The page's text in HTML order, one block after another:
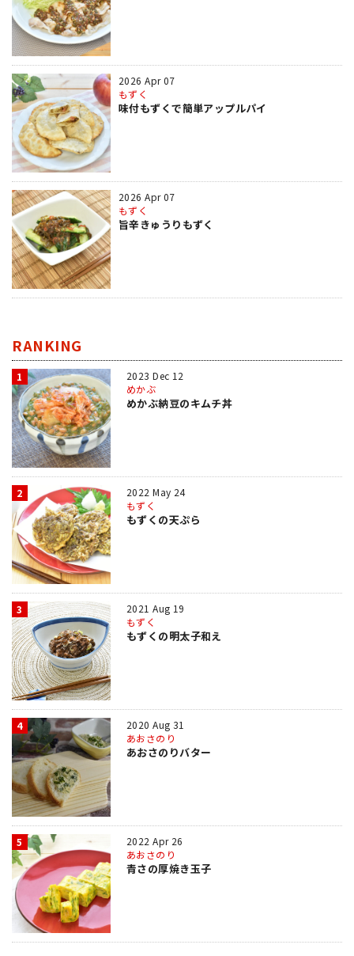
2026 Apr 07
もずく
味付もずくで簡単アップルパイ
2026 Apr 07
もずく
旨辛きゅうりもずく
RANKING
1
2023 Dec 12
めかぶ
めかぶ納豆のキムチ丼
2
2022 May 24
もずく
もずくの天ぷら
3
2021 Aug 19
もずく
もずくの明太子和え
4
2020 Aug 31
あおさのり
あおさのりバター
5
2022 Apr 26
あおさのり
青さの厚焼き玉子